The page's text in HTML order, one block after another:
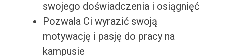
swojego doświadczenia i osiągnięć
Pozwala Ci wyrazić swoją
motywację i pasję do pracy na
kampusie